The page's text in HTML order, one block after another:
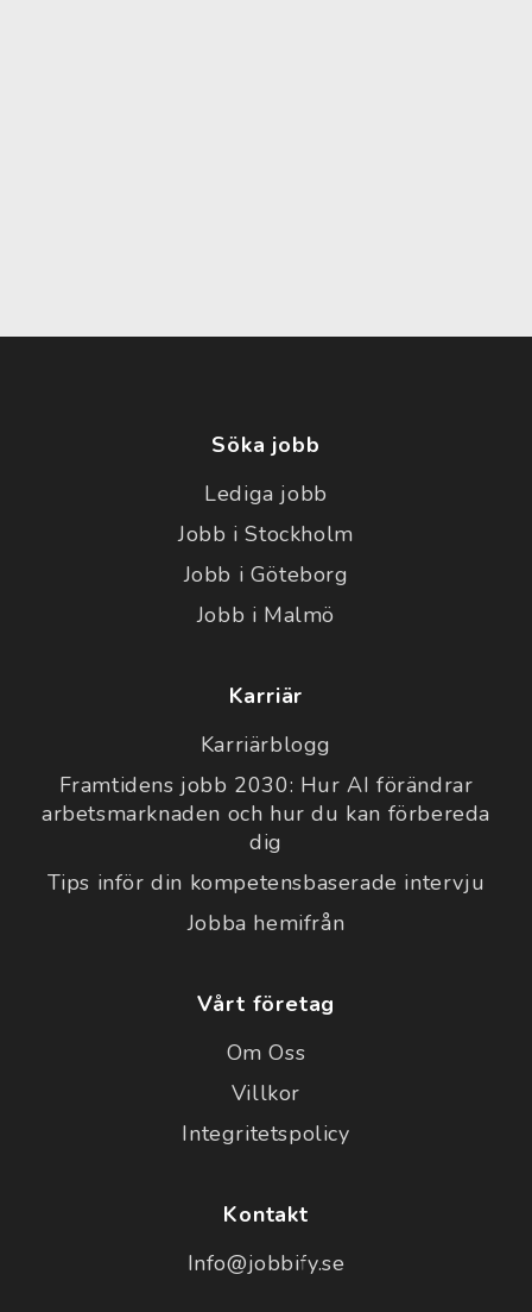
Söka jobb
Lediga jobb
Jobb i Stockholm
Jobb i Göteborg
Jobb i Malmö
Karriär
Karriärblogg
Framtidens jobb 2030: Hur AI förändrar
arbetsmarknaden och hur du kan förbereda
dig
Tips inför din kompetensbaserade intervju
Jobba hemifrån
Vårt företag
Om Oss
Villkor
Integritetspolicy
Kontakt
Info@jobbify.se